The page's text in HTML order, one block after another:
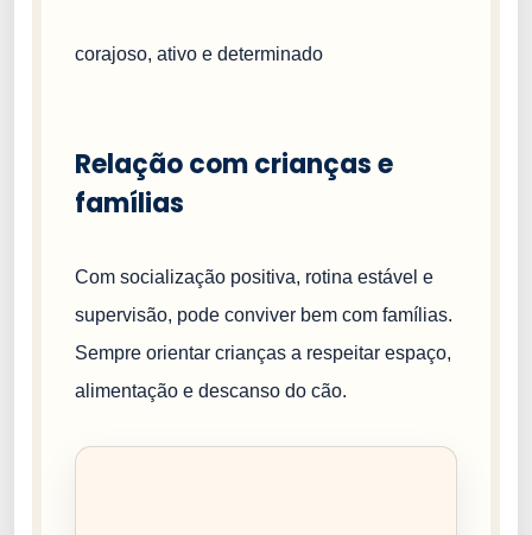
corajoso, ativo e determinado
Relação com crianças e
famílias
Com socialização positiva, rotina estável e
supervisão, pode conviver bem com famílias.
Sempre orientar crianças a respeitar espaço,
alimentação e descanso do cão.